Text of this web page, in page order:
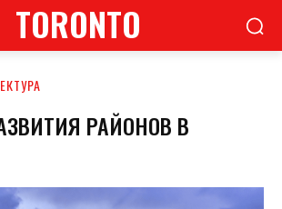
TORONTO
РАЙОНОВ В